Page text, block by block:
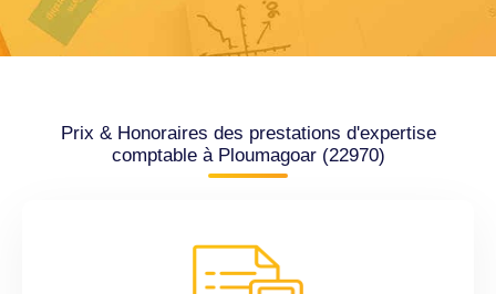
Prix & Honoraires des prestations d'expertise
comptable à Ploumagoar (22970)